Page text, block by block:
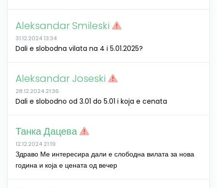
Aleksandar Smileski
31.12.2024 13:34
Dali e slobodna vilata na 4 i 5.01.2025?
Aleksandar Joseski
28.12.2024 21:36
Dali e slobodno od 3.01 do 5.01 i koja e cenata
Танка Дацева
12.12.2024 21:19
Здраво Ме интересира дали е слободна вилата за нова
година и која е цената од вечер